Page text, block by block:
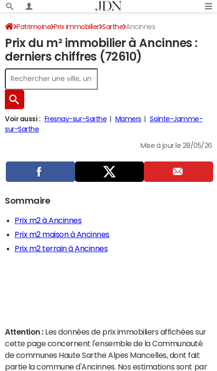
Patrimoine Prix immobilier Sarthe Ancinnes
Prix du m² immobilier à Ancinnes :
derniers chiffres (72610)
Voir aussi : Fresnay-sur-Sarthe Mamers
Sainte-Jamme-
sur-Sarthe
Mise à jour le 28/05/26
Sommaire
Prix m2 à Ancinnes
Prix m2 maison à Ancinnes
Prix m2 terrain à Ancinnes
Attention : Les données de prix immobiliers affichées sur
cette page concernent l'ensemble de la Communauté
de communes Haute Sarthe Alpes Mancelles, dont fait
partie la commune d'Ancinnes. Nos estimations sont par